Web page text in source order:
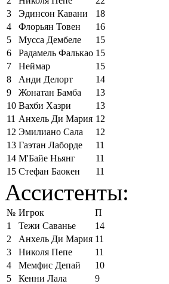
3
Эдинсон Кавани
18
4
Флорьян Товен
16
5
Мусса Дембеле
15
6
Радамель Фалькао 15
7
Неймар
15
8
Анди Делорт
14
9
Жонатан Бамба
13
10 Вахби Хазри
13
11 Анхель Ди Мария 12
12 Эмилиано Сала
12
13 Гаэтан Лаборде
11
14 М'Байе Ньянг
11
15 Стефан Баокен 11
Ассистенты:
№ Игрок
П
1
Тежи Саванье
14
2
Анхель Ди Мария 11
3
Николя Пепе
11
4
Мемфис Депай
10
5
Кенни Лала
9